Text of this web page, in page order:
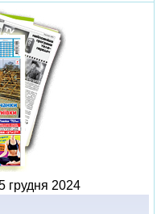
грудня 2024